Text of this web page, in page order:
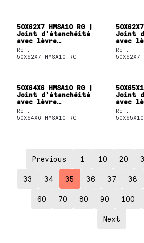
50X62X7 HMSA10 RG |
Joint d'étanchéité
avec lèvre
d'étanchéité unique
SKF
Ref.
50X62X7 HMSA10 RG
Joint
avec
SKF
Ref.
50X62X7
50X64X6 HMSA10 RG |
Joint d'étanchéité
avec lèvre
d'étanchéité unique
SKF
Ref.
50X64X6 HMSA10 RG
Joint
avec
SKF
Ref.
Previous 1 10 20
33 34 35 36 37 38
60 70 80 90 100
Next